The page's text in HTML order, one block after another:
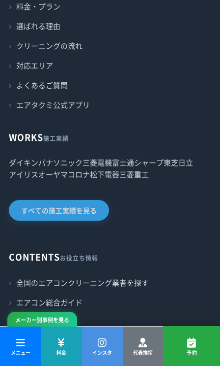
メーカー別事例を見る
メニュー 料金 インスタ 代表挨拶 予約
料金・プラン
選ばれる理由
クリーニングの流れ
対応エリア
よくあるご質問
エアタクミ公式アプリ
WORKS施工実績
ダイキンパナソニック三菱電機富士通シャープ東芝日立
アイリスオーヤマコロナ松下電器三菱重工
すべての施工実績を見る
CONTENTSお役立ち情報
全国のエアコンクリーニング業者を探す
エアコン総合ガイド
ABOUT US 会社について